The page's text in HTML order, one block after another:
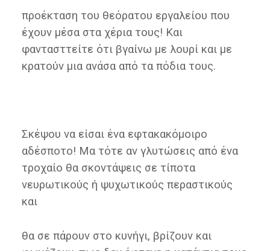
προέκταση του θεόρατου εργαλείου που
έχουν μέσα στα χέρια τους! Και
φαντασττείτε ότι βγαίνω με λουρί και με
κρατούν μια ανάσα από τα πόδια τους.
Σκέψου να είσαι ένα εφτακακόμοιρο
αδέσποτο! Μα τότε αν γλυτώσεις από ένα
τροχαίο θα σκοντάψεις σε τίποτα
νευρωτικούς ή ψυχωτικούς περαστικούς
και
θα σε πάρουν στο κυνήγι, βρίζουν και